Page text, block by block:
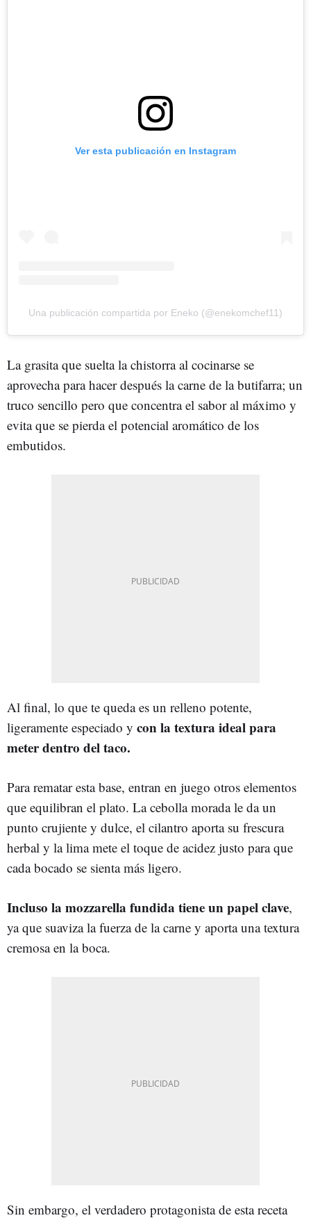
Ver esta publicación en Instagram
Una publicación compartida por Eneko (@enekomchef11)
La grasita que suelta la chistorra al cocinarse se
aprovecha para hacer después la carne de la butifarra; un
truco sencillo pero que concentra el sabor al máximo y
evita que se pierda el potencial aromático de los
embutidos.
Al final, lo que te queda es un relleno potente,
ligeramente especiado y con la textura ideal para
meter dentro del taco.
Para rematar esta base, entran en juego otros elementos
que equilibran el plato. La cebolla morada le da un
punto crujiente y dulce, el cilantro aporta su frescura
herbal y la lima mete el toque de acidez justo para que
cada bocado se sienta más ligero.
Incluso la mozzarella fundida tiene un papel clave,
ya que suaviza la fuerza de la carne y aporta una textura
cremosa en la boca.
Sin embargo, el verdadero protagonista de esta receta